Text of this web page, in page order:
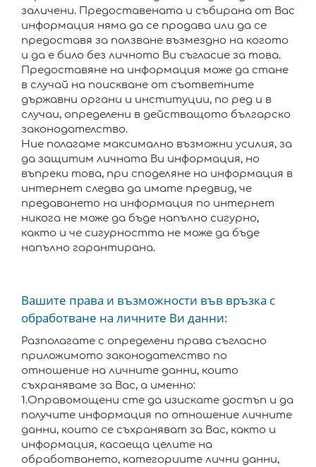
заличени. Предоставената и събирана от Вас
информация няма да се продава или да се
предоставя за ползване възмездно на когото
и да е било без личното Ви съгласие за това.
Предоставяне на информация може да стане
в случай на поискване от съответните
държавни органи и институции, по ред и в
случаи, определени в действащото българско
законодателство.
Ние полагаме максимално възможни усилия, за
да защитим личната Ви информация, но
въпреки това, при споделяне на информация в
интернет следва да имате предвид, че
предаването на информация по интернет
никога не може да бъде напълно сигурно,
както и че сигурността не може да бъде
напълно гарантирана.
Вашите права и възможности във връзка с
обработване на личните Ви данни:
Разполагате с определени права съгласно
приложимото законодателство по
отношение на личните данни, които
съхраняваме за Вас, а именно:
1.Оправомощени сте да изискате достъп и да
получите информация по отношение личните
данни, които се съхраняват за Вас, както и
информация, касаеща целите на
обработването, категориите лични данни,